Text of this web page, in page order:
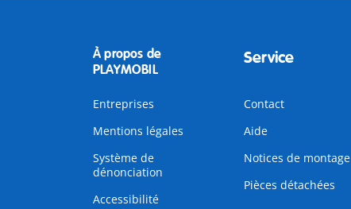
À propos de
PLAYMOBIL
Entreprises
Mentions légales
Système de
dénonciation
Accessibilité
Service
Contact
Aide
Notices de montage
Pièces détachées